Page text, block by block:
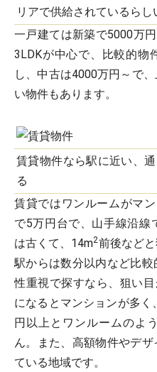
リアで供給されているらし
一戸建ては新築で5000万
3LDKが中心で、比較的物
し、中古は4000万円～で
い物件もあります。
賃貸物件なら駅に近い、
る
賃貸ではワンルームがマ
で5万円台で、山手線沿線
は古くて、14m2前後など
駅からは数分以内など比
性重視で探すなら、狙い
になるとマンションが多
円以上とワンルームのよ
ん。また、高額物件やデ
ている地域です。